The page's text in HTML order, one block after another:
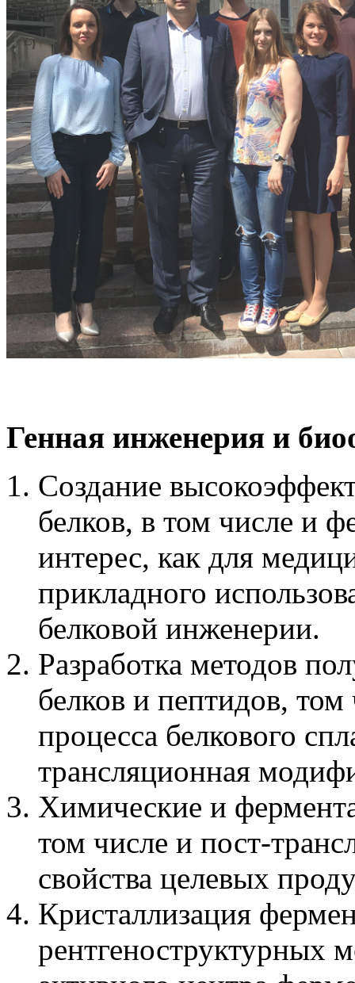
Генная инженерия и
Создание
белков, в том числе и
интерес, как для
прикладного
белковой инженерии.
Разработка методов
белков и пептидов,
процесса белкового
трансляционная
Химические и
том числе и пост-
свойства целевых
Кристаллизация
рентгеноструктурных